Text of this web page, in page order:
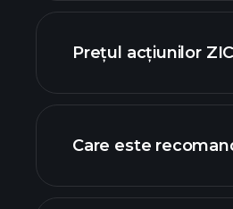
Prețul acțiunilor
Care este